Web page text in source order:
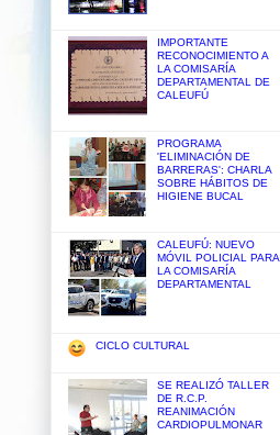
IMPORTANTE
RECONOCIMIENTO A
LA COMISARÍA
DEPARTAMENTAL DE
CALEUFÚ
PROGRAMA
'ELIMINACIÓN DE
BARRERAS': CHARLA
SOBRE HÁBITOS DE
HIGIENE BUCAL
CALEUFÚ: NUEVO
MÓVIL POLICIAL PARA
LA COMISARÍA
DEPARTAMENTAL
CICLO CULTURAL
SE REALIZÓ TALLER
DE R.C.P.
REANIMACIÓN
CARDIOPULMONAR